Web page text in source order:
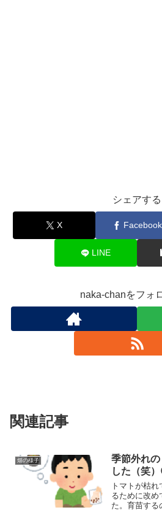
シェアする
X Facebook
LINE
naka-chanをフォ
関連記事
畑の様子
季節外れ
した（笑
トマトが枯
るために改め
た。育苗する